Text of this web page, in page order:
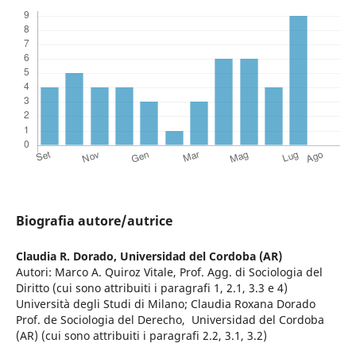
Biografia autore/autrice
Claudia R. Dorado, Universidad del Cordoba (AR)
Autori: Marco A. Quiroz Vitale, Prof. Agg. di Sociologia del
Diritto (cui sono attribuiti i paragrafi 1, 2.1, 3.3 e 4)
Università degli Studi di Milano; Claudia Roxana Dorado
Prof. de Sociologia del Derecho, Universidad del Cordoba
(AR) (cui sono attribuiti i paragrafi 2.2, 3.1, 3.2)